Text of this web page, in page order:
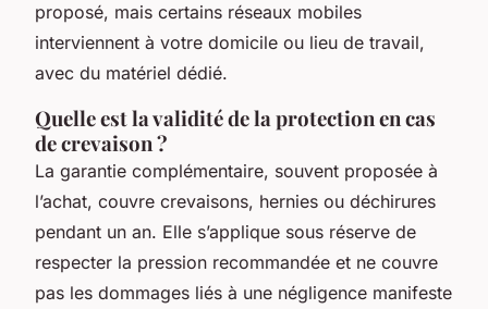
proposé, mais certains réseaux mobiles
interviennent à votre domicile ou lieu de travail,
avec du matériel dédié.
Quelle est la validité de la protection en cas
de crevaison ?
La garantie complémentaire, souvent proposée à
l’achat, couvre crevaisons, hernies ou déchirures
pendant un an. Elle s’applique sous réserve de
respecter la pression recommandée et ne couvre
pas les dommages liés à une négligence manifeste